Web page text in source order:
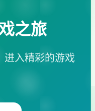
之旅
进入精彩的游戏